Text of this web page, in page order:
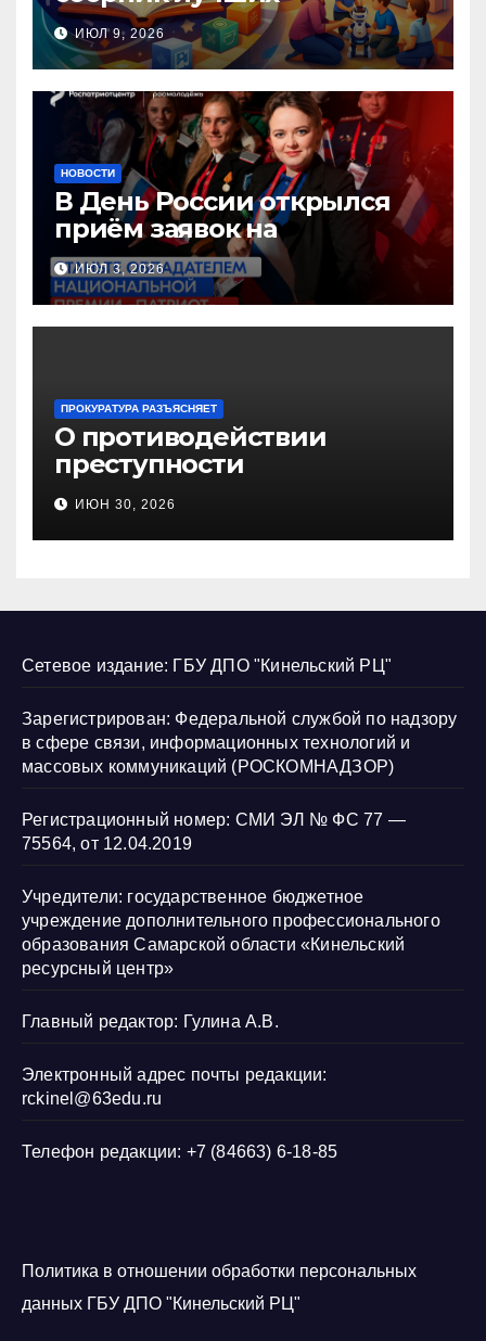
инновационных практик
педагогов дошкольного
образования!
ИЮЛ 9, 2026
НОВОСТИ
В День России открылся
приём заявок на
Национальную премию
«Патриот»
ИЮЛ 3, 2026
ПРОКУРАТУРА РАЗЪЯСНЯЕТ
О противодействии
преступности
несовершеннолетних и
нарушению их прав
ИЮН 30, 2026
Сетевое издание: ГБУ ДПО "Кинельский РЦ"
Зарегистрирован: Федеральной службой по надзору
в сфере связи, информационных технологий и
массовых коммуникаций (РОСКОМНАДЗОР)
Регистрационный номер: СМИ ЭЛ № ФС 77 —
75564, от 12.04.2019
Учредители: государственное бюджетное
учреждение дополнительного профессионального
образования Самарской области «Кинельский
ресурсный центр»
Главный редактор: Гулина А.В.
Электронный адрес почты редакции:
rckinel@63edu.ru
Телефон редакции: +7 (84663) 6-18-85
Политика в отношении обработки персональных
данных ГБУ ДПО "Кинельский РЦ"